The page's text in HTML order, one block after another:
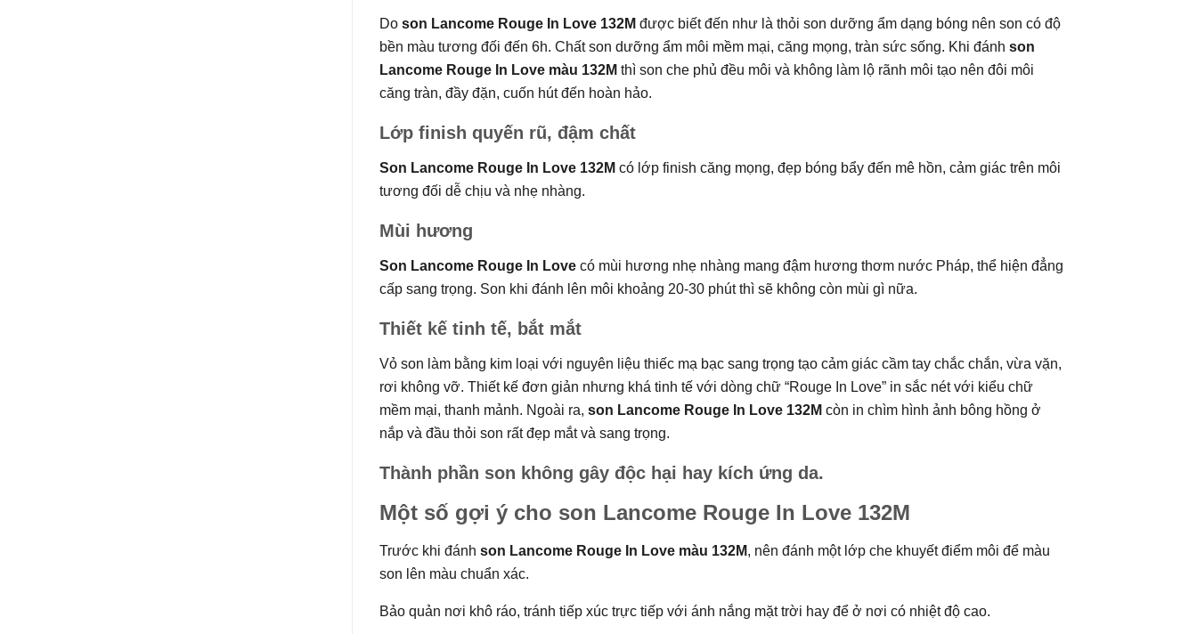
Do son Lancome Rouge In Love 132M được biết đến như là thỏi son dưỡng ẩm dạng bóng nên son có độ
bền màu tương đối đến 6h. Chất son dưỡng ẩm môi mềm mại, căng mọng, tràn sức sống. Khi đánh son
Lancome Rouge In Love màu 132M thì son che phủ đều môi và không làm lộ rãnh môi tạo nên đôi môi
căng tràn, đầy đặn, cuốn hút đến hoàn hảo.
Lớp finish quyến rũ, đậm chất
Son Lancome Rouge In Love 132M có lớp finish căng mọng, đẹp bóng bẩy đến mê hồn, cảm giác trên môi
tương đối dễ chịu và nhẹ nhàng.
Mùi hương
Son Lancome Rouge In Lovecó mùi hương nhẹ nhàng mang đậm hương thơm nước Pháp, thể hiện đẳng
cấp sang trọng. Son khi đánh lên môi khoảng 20-30 phút thì sẽ không còn mùi gì nữa.
Thiết kế tinh tế, bắt mắt
Vỏ son làm bằng kim loại với nguyên liệu thiếc mạ bạc sang trọng tạo cảm giác cầm tay chắc chắn, vừa vặn,
rơi không vỡ. Thiết kế đơn giản nhưng khá tinh tế với dòng chữ “Rouge In Love” in sắc nét với kiểu chữ
mềm mại, thanh mảnh. Ngoài ra, son Lancome Rouge In Love 132M còn in chìm hình ảnh bông hồng ở
nắp và đầu thỏi son rất đẹp mắt và sang trọng.
Thành phần son không gây độc hại hay kích ứng da.
Một số gợi ý cho son Lancome Rouge In Love 132M
Trước khi đánh son Lancome Rouge In Love màu 132M, nên đánh một lớp che khuyết điểm môi để màu
son lên màu chuẩn xác.
Bảo quản nơi khô ráo, tránh tiếp xúc trực tiếp với ánh nắng mặt trời hay để ở nơi có nhiệt độ cao.